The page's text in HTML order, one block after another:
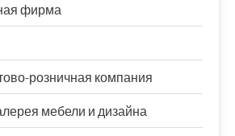
фирма
розничная компания
мебели и дизайна